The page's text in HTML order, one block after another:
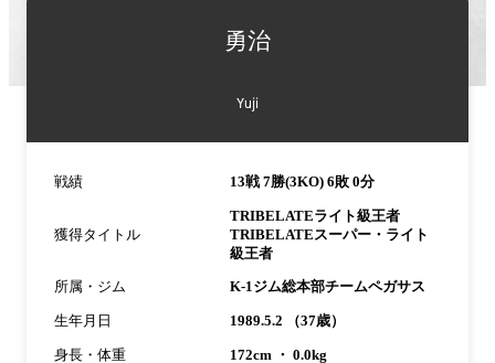
勇治
Yuji
戦績 13戦 7勝(3KO) 6敗 0分
獲得タイトル
TRIBELATEライト級王者
TRIBELATEスーパー・ライト
級王者
所属・ジム K-1ジム総本部チームペガサス
生年月日 1989.5.2 （37歳）
身長・体重 172cm ・ 0.0kg